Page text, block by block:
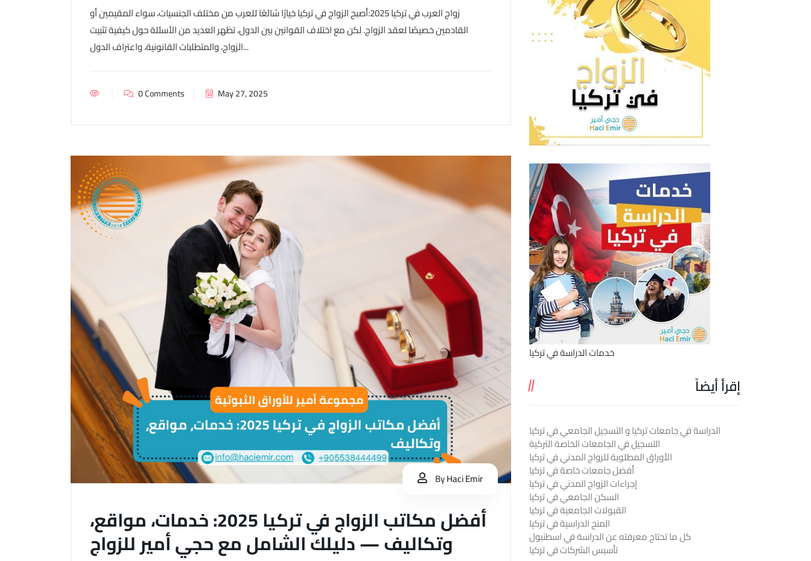
زواج العرب في تركيا 2025:أصبح الزواج في تركيا خيارًا شائعًا للعرب من مختلف الجنسيات، سواء المقيمين أو
القادمين خصيصًا لعقد الزواج. لكن مع اختلاف القوانين بين الدول، تظهر العديد من الأسئلة حول كيفية تثبيت
الزواج، والمتطلبات القانونية، واعتراف الدول...
0 Comments May 27, 2025
ByHaci Emir
أفضل مكاتب الزواج في تركيا 2025: خدمات، مواقع،
وتكاليف — دليلك الشامل مع حجي أمير للزواج
خدمات الدراسة في تركيا
إقرأ أيضاً
الدراسة في جامعات تركيا و التسجيل الجامعي في تركيا
التسجيل في الجامعات الخاصة التركية
الأوراق المطلوبة للزواج المدني في تركيا
أفضل جامعات خاصة في تركيا
إجراءات الزواج المدني في تركيا
السكن الجامعي في تركيا
القبولات الجامعية في تركيا
المنح الدراسية في تركيا
كل ما تحتاج معرفته عن الدراسة في اسطنبول
تأسيس الشركات في تركيا